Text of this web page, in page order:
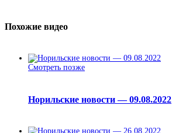
Похожие видео
Смотреть позже
Норильские новости — 09.08.2022